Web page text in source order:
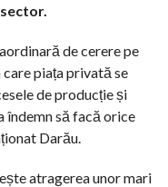
de cerere pe
piața privată se
de producție și
îndemn să facă orice
Darău.
atragerea unor mari